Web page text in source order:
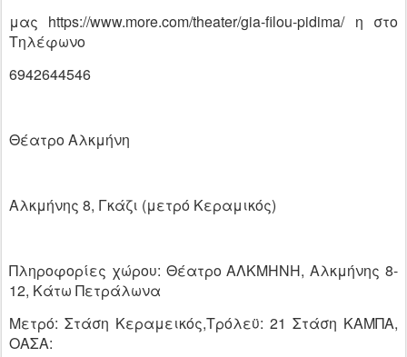
μας https://www.more.com/theater/gia-filou-pidima/ η στο
Τηλέφωνο
6942644546
Θέατρο Αλκμήνη
Αλκμήνης 8, Γκάζι (μετρό Κεραμικός)
Πληροφορίες χώρου: Θέατρο ΑΛΚΜΗΝΗ, Αλκμήνης 8-
12, Κάτω Πετράλωνα
Μετρό: Στάση Κεραμεικός,Τρόλεϋ: 21 Στάση ΚΑΜΠΑ,
ΟΑΣΑ: